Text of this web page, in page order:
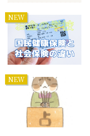
NEW
NEW